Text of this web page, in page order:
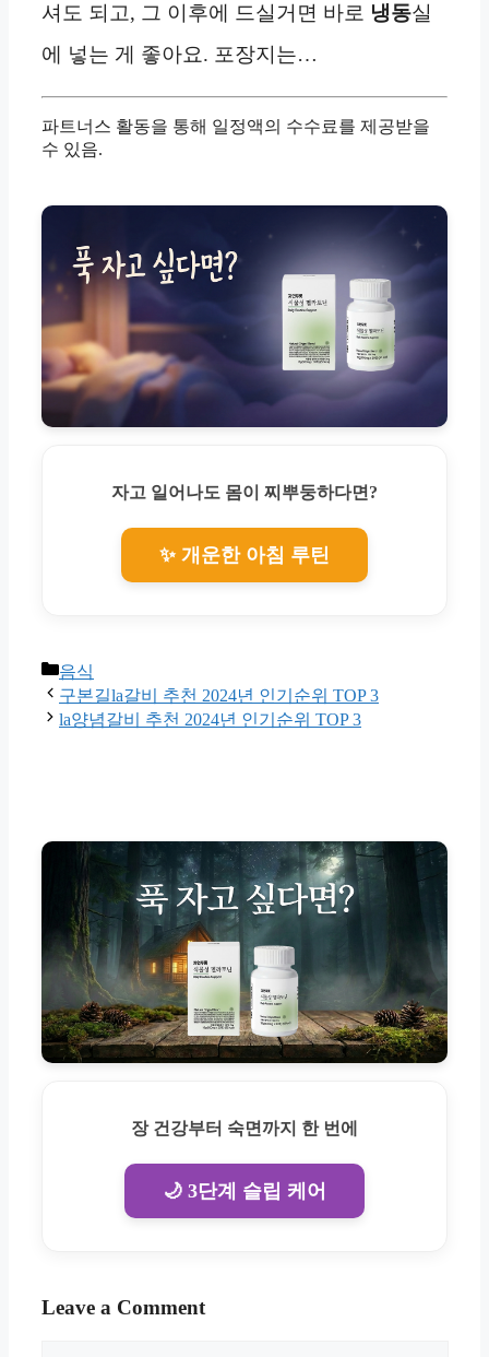
셔도 되고, 그 이후에 드실거면 바로 냉동실
에 넣는 게 좋아요. 포장지는…
파트너스 활동을 통해 일정액의 수수료를 제공받을
수 있음.
자고 일어나도 몸이 찌뿌둥하다면?
✨ 개운한 아침 루틴
Categories
음식
구본길la갈비 추천 2024년 인기순위 TOP 3
la양념갈비 추천 2024년 인기순위 TOP 3
장 건강부터 숙면까지 한 번에
🌙 3단계 슬립 케어
Leave a Comment